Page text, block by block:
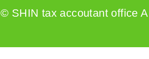
© SHIN tax accoutant office